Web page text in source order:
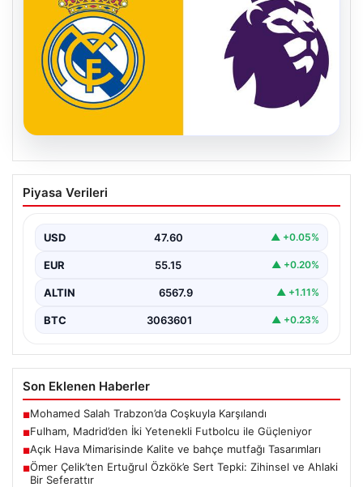
Fulham, Madrid’den İki Yetenekli
Futbolcu ile Güçleniyor
döneminde önemli bir hamle yaparak İspanya’nın
köklü…
Piyasa Verileri
USD 47.60 ▲ +0.05%
EUR 55.15 ▲ +0.20%
ALTIN 6567.9 ▲ +1.11%
BTC 3063601 ▲ +0.23%
Son Eklenen Haberler
■Mohamed Salah Trabzon’da Coşkuyla Karşılandı
■Fulham, Madrid’den İki Yetenekli Futbolcu ile Güçleniyor
■Açık Hava Mimarisinde Kalite ve bahçe mutfağı Tasarımları
■Ömer Çelik’ten Ertuğrul Özkök’e Sert Tepki: Zihinsel ve Ahlaki
Bir Seferattır